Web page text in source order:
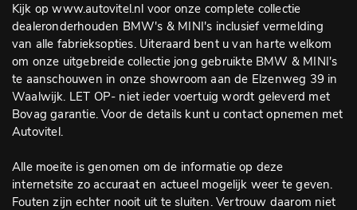
Kijk op www.autovitel.nl voor onze complete collectie
dealeronderhouden BMW's & MINI's inclusief vermelding
van alle fabrieksopties. Uiteraard bent u van harte welkom
om onze uitgebreide collectie jong gebruikte BMW & MINI's
te aanschouwen in onze showroom aan de Elzenweg 39 in
Waalwijk. LET OP- niet ieder voertuig wordt geleverd met
Bovag garantie. Voor de details kunt u contact opnemen met
Autovitel.
Alle moeite is genomen om de informatie op deze
internetsite zo accuraat en actueel mogelijk weer te geven.
Fouten zijn echter nooit uit te sluiten. Vertrouw daarom niet